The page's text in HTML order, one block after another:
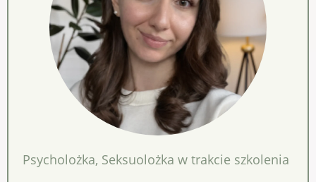
Psycholożka, Seksuolożka w trakcie szkolenia